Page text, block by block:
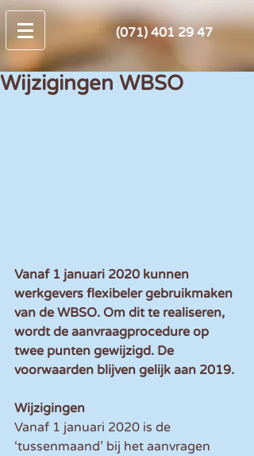
(071) 401 29 47
Wijzigingen WBSO
Vanaf 1 januari 2020 kunnen
werkgevers flexibeler gebruikmaken
van de WBSO. Om dit te realiseren,
wordt de aanvraagprocedure op
twee punten gewijzigd. De
voorwaarden blijven gelijk aan 2019.
Wijzigingen
Vanaf 1 januari 2020 is de
‘tussenmaand’ bij het aanvragen